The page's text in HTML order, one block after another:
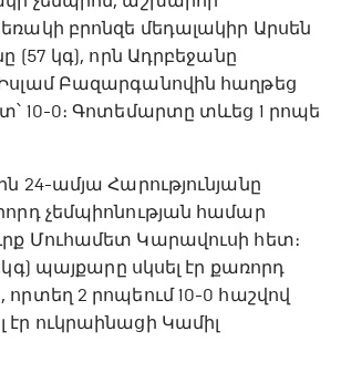
բրոնզե մեդալակիր Արսեն
(57 կգ), որն Ադրբեջանը
Բազարգանովին հաղթեց
10-0։ Գոտեմարտը տևեց 1 րոպե
24-ամյա Հարությունյանը
չեմպիոնության համար
Մուհամետ Կարավուսի հետ։
կգ) պայքարը սկսել էր քառորդ
2 րոպեում 10-0 հաշվով
ուկրաինացի Կամիլ